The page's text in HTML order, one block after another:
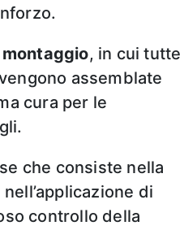
montaggio, in cui tutte
assemblate
cura per le
che consiste nella
di
controllo della